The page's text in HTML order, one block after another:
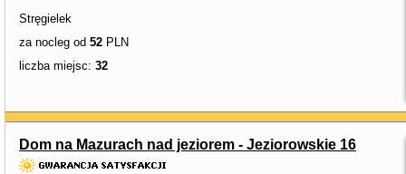
Stręgielek
za nocleg od 52 PLN
liczba miejsc: 32
Dom na Mazurach nad jeziorem - Jeziorowskie 16